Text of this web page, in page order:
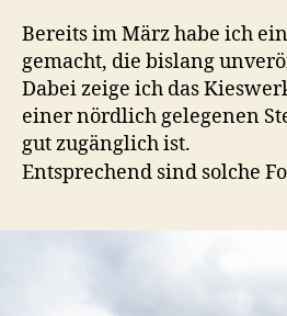
Bereits im März habe ich
gemacht, die bislang
Dabei zeige ich das
einer nördlich gelegenen
gut zugänglich ist.
Entsprechend sind solche